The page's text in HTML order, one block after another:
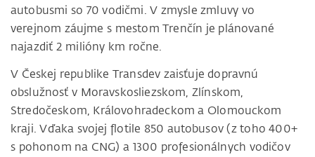
autobusmi so 70 vodičmi. V zmysle zmluvy vo
verejnom záujme s mestom Trenčín je plánované
najazdiť 2 milióny km ročne.
V Českej republike Transdev zaisťuje dopravnú
obslužnosť v Moravskosliezskom, Zlínskom,
Stredočeskom, Královohradeckom a Olomouckom
kraji. Vďaka svojej flotile 850 autobusov (z toho 400+
s pohonom na CNG) a 1300 profesionálnych vodičov